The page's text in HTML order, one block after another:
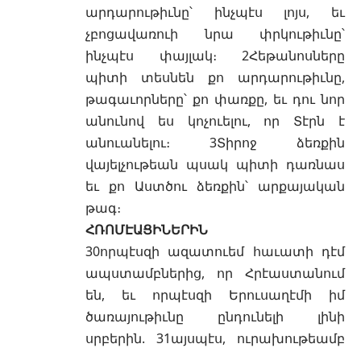
արդարութիւնը՝ ինչպէս լոյս, եւ
չբոցավառուի նրա փրկութիւնը՝
ինչպէս փայլակ։ 2Հեթանոսները
պիտի տեսնեն քո արդարութիւնը,
թագաւորները՝ քո փառքը, եւ դու նոր
անունով ես կոչուելու, որ Տէրն է
անուանելու։ 3Տիրոջ ձեռքին
վայելչութեան պսակ պիտի դառնաս
եւ քո Աստծու ձեռքին՝ արքայական
թագ։
ՀՌՈՄԷԱՑԻՆԵՐԻՆ
30որպէսզի ազատուեմ հաւատի դէմ
ապստամբներից, որ Հրէաստանում
են, եւ որպէսզի Երուսաղէմի իմ
ծառայութիւնը ընդունելի լինի
սրբերին. 31այսպէս, ուրախութեամբ